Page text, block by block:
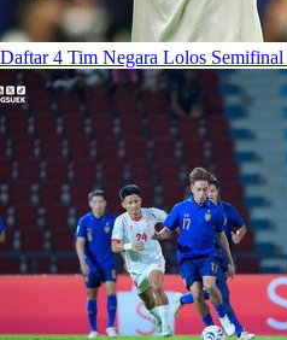
Daftar 4 Tim Negara Lolos